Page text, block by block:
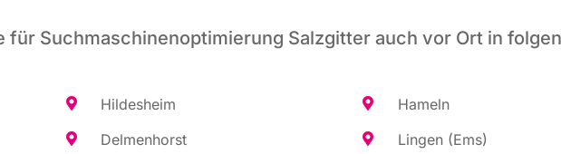
Suchmaschinenoptimierung Salzgitter auch vor Ort in
Hil­des­heim
Del­men­horst
Hameln
Lin­gen (Ems)